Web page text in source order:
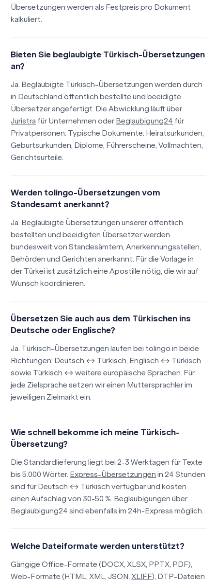
Übersetzungen werden als Festpreis pro Dokument
kalkuliert.
Bieten Sie beglaubigte Türkisch-Übersetzungen
an?
Ja. Beglaubigte Türkisch-Übersetzungen werden durch
in Deutschland öffentlich bestellte und beeidigte
Übersetzer angefertigt. Die Abwicklung läuft über
Juristra für Unternehmen oder Beglaubigung24 für
Privatpersonen. Typische Dokumente: Heiratsurkunden,
Geburtsurkunden, Diplome, Führerscheine, Vollmachten,
Gerichtsurteile.
Werden tolingo-Übersetzungen vom
Standesamt anerkannt?
Ja. Beglaubigte Übersetzungen unserer öffentlich
bestellten und beeidigten Übersetzer werden
bundesweit von Standesämtern, Anerkennungsstellen,
Behörden und Gerichten anerkannt. Für die Vorlage in
der Türkei ist zusätzlich eine Apostille nötig, die wir auf
Wunsch koordinieren.
Übersetzen Sie auch aus dem Türkischen ins
Deutsche oder Englische?
Ja. Türkisch-Übersetzungen laufen bei tolingo in beide
Richtungen: Deutsch ↔ Türkisch, Englisch ↔ Türkisch
sowie Türkisch ↔ weitere europäische Sprachen. Für
jede Zielsprache setzen wir einen Muttersprachler im
jeweiligen Zielmarkt ein.
Wie schnell bekomme ich meine Türkisch-
Übersetzung?
Die Standardlieferung liegt bei 2-3 Werktagen für Texte
bis 5.000 Wörter. Express-Übersetzungen in 24 Stunden
sind für Deutsch ↔ Türkisch verfügbar und kosten
einen Aufschlag von 30-50 %. Beglaubigungen über
Beglaubigung24 sind ebenfalls im 24h-Express möglich.
Welche Dateiformate werden unterstützt?
Gängige Office-Formate (DOCX, XLSX, PPTX, PDF),
Web-Formate (HTML, XML, JSON, XLIFF), DTP-Dateien